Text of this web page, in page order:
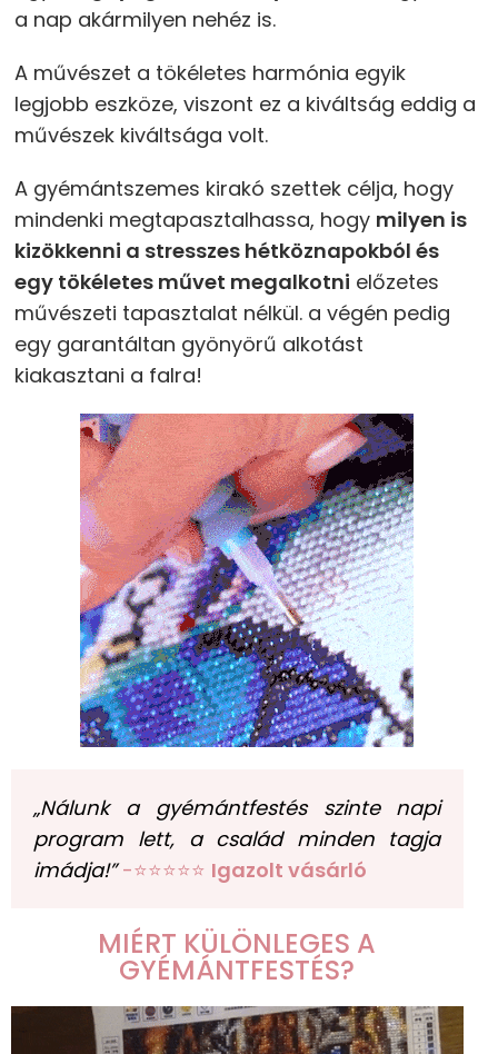
a nap akármilyen nehéz is.
A művészet a tökéletes harmónia egyik
legjobb eszköze, viszont ez a kiváltság eddig a
művészek kiváltsága volt.
A gyémántszemes kirakó szettek célja, hogy
mindenki megtapasztalhassa, hogy milyen is
kizökkenni a stresszes hétköznapokból és
egy tökéletes művet megalkotni előzetes
művészeti tapasztalat nélkül. a végén pedig
egy garantáltan gyönyörű alkotást
kiakasztani a falra!
„Nálunk a gyémántfestés szinte napi
program lett, a család minden tagja
imádja!” -⭐⭐⭐⭐⭐ Igazolt vásárló
MIÉRT KÜLÖNLEGES A
GYÉMÁNTFESTÉS?